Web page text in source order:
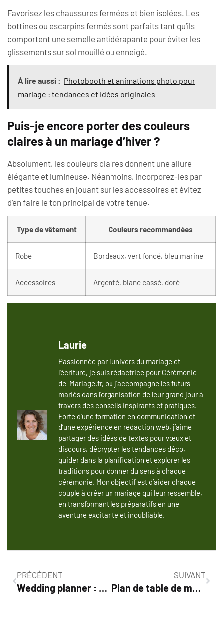
Favorisez les chaussures fermées et bien isolées. Les
bottines ou escarpins fermés sont parfaits tant qu’ils
comportent une semelle antidérapante pour éviter les
glissements sur sol mouillé ou enneigé.
À lire aussi : Photobooth et animations photo pour
mariage : tendances et idées originales
Puis-je encore porter des couleurs
claires à un mariage d’hiver ?
Absolument, les couleurs claires donnent une allure
élégante et lumineuse. Néanmoins, incorporez-les par
petites touches en jouant sur les accessoires et évitez
d’en faire le ton principal de votre tenue.
Type de vêtement Couleurs recommandées
Robe Bordeaux, vert foncé, bleu marine
Accessoires Argenté, blanc cassé, doré
Laurie
Passionnée par l’univers du mariage et
l’écriture, je suis rédactrice pour Cérémonie-
de-Mariage.fr, où j’accompagne les futurs
mariés dans l’organisation de leur grand jour à
travers des conseils inspirants et pratiques.
Forte d’une formation en communication et
d’une expérience en rédaction web, j’aime
partager des idées de textes pour vœux et
discours, décrypter les tendances déco,
guider dans la planification et explorer les
traditions pour donner du sens à chaque
cérémonie. Mon objectif est d’aider chaque
couple à créer un mariage qui leur ressemble,
en transformant les préparatifs en une
aventure excitante et inoubliable.
PRÉCÉDENT
Wedding planner : pourquoi et comment choisir un organisateur de mariage
SUIVANT
Plan de table de mariage : comment éviter les faux pas et satisfaire tous vos invités